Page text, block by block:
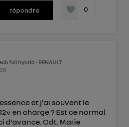
répondre 0
full hybrid - RENAULT
et j'ai souvent le
en charge ? Est ce normal
d'avance. Cdt. Marie